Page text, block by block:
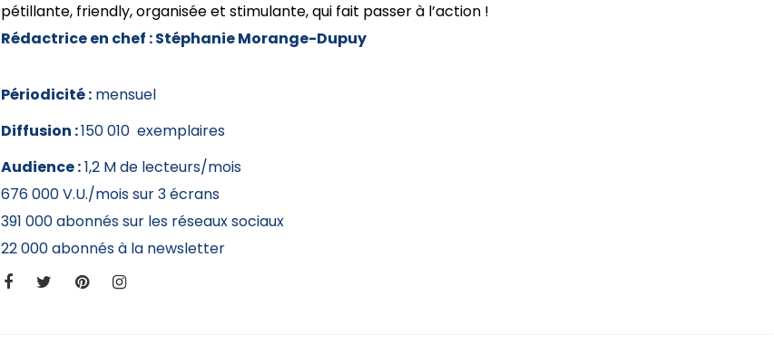
pétillante, friendly, organisée et stimulante, qui fait passer à l’action !
Rédactrice en chef :Stéphanie Morange-Dupuy
Périodicité : mensuel
Diffusion :150 010 exemplaires
Audience :1,2 M de lecteurs/mois
676 000 V.U./mois sur 3 écrans
391 000 abonnés sur les réseaux sociaux
22 000 abonnés à la newsletter